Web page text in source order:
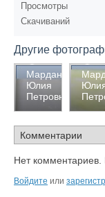
Просмотры
Скачиваний
Другие
2357
0
0
Марданова
Юлия
Петровна
2403
0
0
Нет
Войдите или